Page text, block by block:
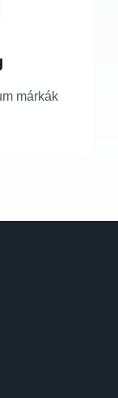
márkák